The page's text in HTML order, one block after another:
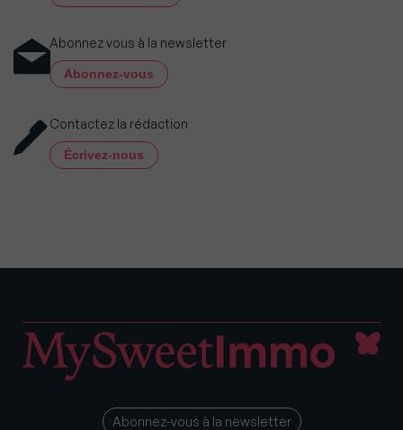
Abonnez vous à la newsletter
Abonnez-vous
Contactez la rédaction
Écrivez-nous
Abonnez-vous à la newsletter